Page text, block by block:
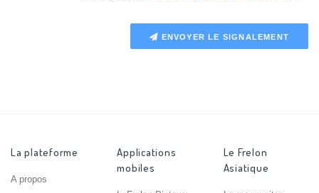
ENVOYER LE SIGNALEMENT
La plateforme
A propos
Applications
mobiles
Le Frelon
Asiatique